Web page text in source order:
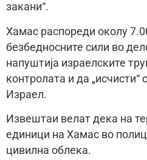
закани“.
Хамас распореди околу
безбедносните сили во
напуштија израелските
контролата и да „исчисти“
Израел.
Извештаи велат дека на
единици на Хамас во
цивилна облека.